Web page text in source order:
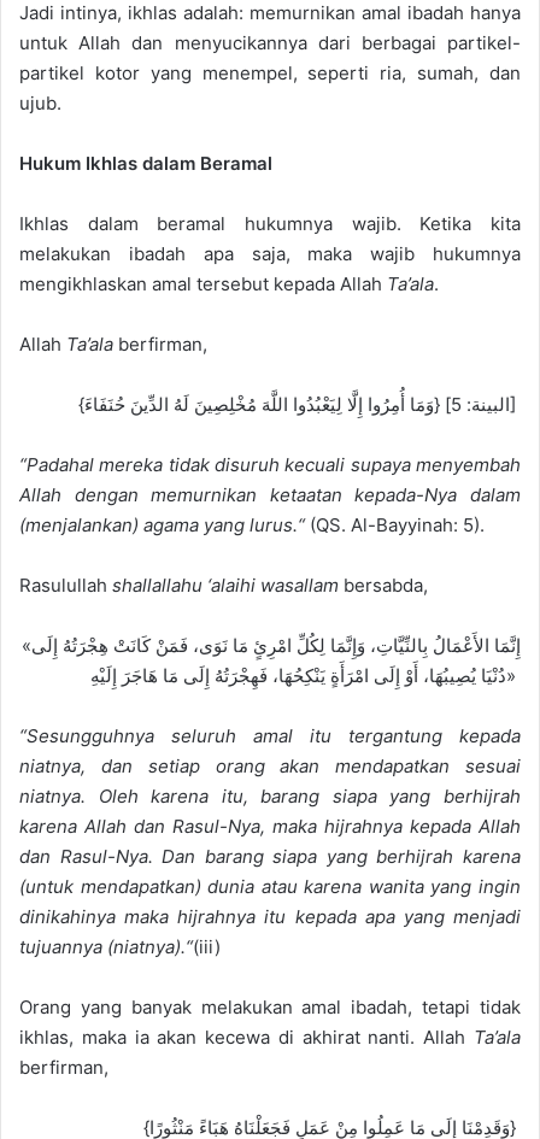
Jadi intinya, ikhlas adalah: memurnikan amal ibadah hanya
untuk Allah dan menyucikannya dari berbagai partikel-
partikel kotor yang menempel, seperti ria, sumah, dan
ujub.
Hukum Ikhlas dalam Beramal
Ikhlas dalam beramal hukumnya wajib. Ketika kita
melakukan ibadah apasaja, maka wajib hukumnya
mengikhlaskan amal tersebut kepada Allah Ta’ala.
Allah Ta’ala berfirman,
{وَمَا أُمِرُوا إِلَّا لِيَعْبُدُوا اللَّهَ مُخْلِصِينَ لَهُ الدِّينَ حُنَفَاءَ} [البينة: 5]
“Padahal mereka tidak disuruh kecuali supaya menyembah
Allah dengan memurnikan ketaatan kepada-Nya dalam
(menjalankan) agama yang lurus.“(QS. Al-Bayyinah: 5).
Rasulullah shallallahu ‘alaihi wasallam bersabda,
«إِنَّمَا الأَعْمَالُ بِالنِّيَّاتِ، وَإِنَّمَا لِكُلِّ امْرِئٍ مَا نَوَى، فَمَنْ كَانَتْ هِجْرَتُهُ إِلَى
دُنْيَا يُصِيبُهَا، أَوْ إِلَى امْرَأَةٍ يَنْكِحُهَا، فَهِجْرَتُهُ إِلَى مَا هَاجَرَ إِلَيْهِ»
“Sesungguhnya seluruh amal itu tergantung kepada
niatnya, dan setiap orang akan mendapatkan sesuai
niatnya.
Oleh karena itu, barang siapa yang berhijrah
karena Allah dan Rasul-Nya, maka hijrahnya kepada Allah
dan Rasul-Nya. Dan barang siapa yang berhijrah karena
(untuk mendapatkan) dunia atau karena wanita yang ingin
dinikahinya maka hijrahnya itu kepada apa yang menjadi
tujuannya (niatnya).“(iii)
Orang yang banyak melakukan amal ibadah, tetapi tidak
ikhlas, maka iaakan kecewa di akhirat nanti. Allah Ta’ala
berfirman,
{وَقَدِمْنَا إِلَى مَا عَمِلُوا مِنْ عَمَلٍ فَجَعَلْنَاهُ هَبَاءً مَنْثُورًا}